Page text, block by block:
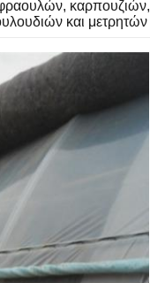
καρπουζιών,
και μετρητών